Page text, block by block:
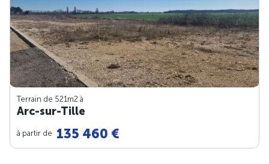
Terrain de 521m2 à
Arc-sur-Tille
à partir de 135 460 €